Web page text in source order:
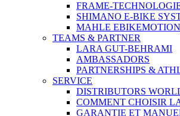
FRAME-
SHIMANO E-BIKE
MAHLE EBIKEMOTION
TEAMS & PARTNER
LARA GUT-BEHRAMI
AMBASSADORS
PARTNERSHIPS &
SERVICE
DISTRIBUTORS
COMMENT CHOISIR
GARANTIE ET